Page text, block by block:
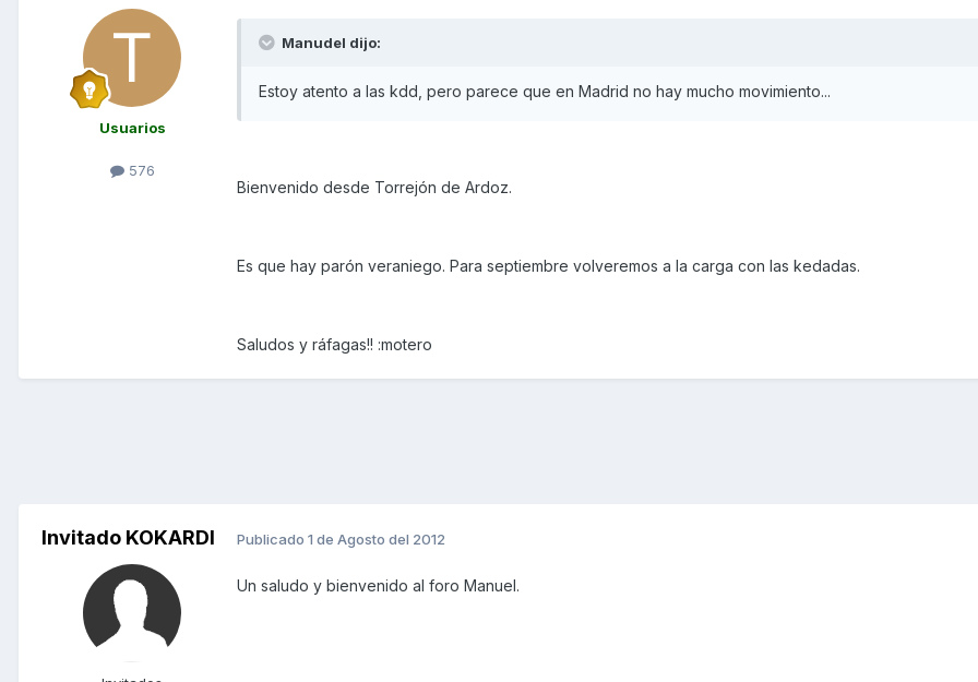
Usuarios
576
Manudel dijo:
Estoy atento a las kdd, pero parece que en Madrid no hay mucho movimiento...
Bienvenido desde Torrejón de Ardoz.
Es que hay parón veraniego. Para septiembre volveremos a la carga con las kedadas.
Saludos y ráfagas!! :motero
Invitado KOKARDI Publicado 1 de Agosto del 2012
Un saludo y bienvenido al foro Manuel.